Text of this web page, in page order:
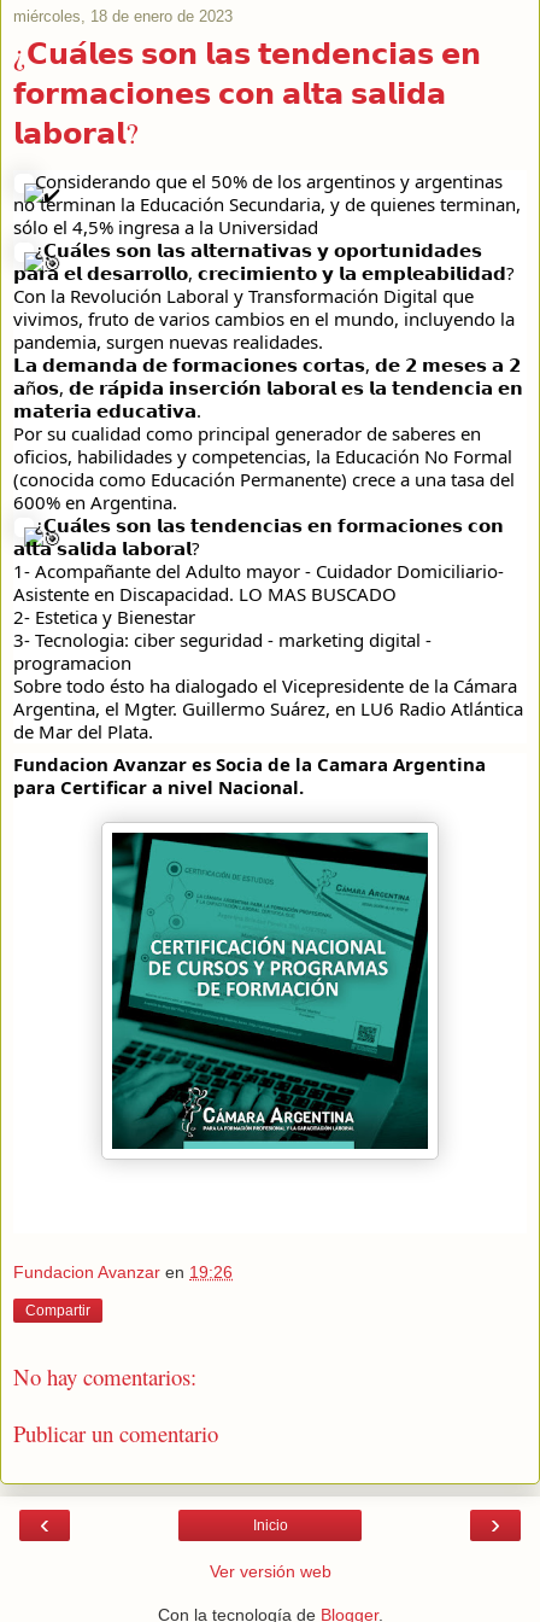
miércoles, 18 de enero de 2023
¿𝗖𝘂𝗮́𝗹𝗲𝘀 𝘀𝗼𝗻 𝗹𝗮𝘀 𝘁𝗲𝗻𝗱𝗲𝗻𝗰𝗶𝗮𝘀 𝗲𝗻
𝗳𝗼𝗿𝗺𝗮𝗰𝗶𝗼𝗻𝗲𝘀 𝗰𝗼𝗻 𝗮𝗹𝘁𝗮 𝘀𝗮𝗹𝗶𝗱𝗮
𝗹𝗮𝗯𝗼𝗿𝗮𝗹?
Considerando que el 50% de los argentinos y argentinas
no terminan la Educación Secundaria, y de quienes terminan,
sólo el 4,5% ingresa a la Universidad
¿𝗖𝘂𝗮́𝗹𝗲𝘀 𝘀𝗼𝗻 𝗹𝗮𝘀 𝗮𝗹𝘁𝗲𝗿𝗻𝗮𝘁𝗶𝘃𝗮𝘀 𝘆 𝗼𝗽𝗼𝗿𝘁𝘂𝗻𝗶𝗱𝗮𝗱𝗲𝘀
𝗽𝗮𝗿𝗮 𝗲𝗹 𝗱𝗲𝘀𝗮𝗿𝗿𝗼𝗹𝗹𝗼, 𝗰𝗿𝗲𝗰𝗶𝗺𝗶𝗲𝗻𝘁𝗼 𝘆 𝗹𝗮 𝗲𝗺𝗽𝗹𝗲𝗮𝗯𝗶𝗹𝗶𝗱𝗮𝗱?
Con la Revolución Laboral y Transformación Digital que
vivimos, fruto de varios cambios en el mundo, incluyendo la
pandemia, surgen nuevas realidades.
𝗟𝗮 𝗱𝗲𝗺𝗮𝗻𝗱𝗮 𝗱𝗲 𝗳𝗼𝗿𝗺𝗮𝗰𝗶𝗼𝗻𝗲𝘀 𝗰𝗼𝗿𝘁𝗮𝘀, 𝗱𝗲 𝟮 𝗺𝗲𝘀𝗲𝘀 𝗮 𝟮
𝗮ñ𝗼𝘀, 𝗱𝗲 𝗿𝗮́𝗽𝗶𝗱𝗮 𝗶𝗻𝘀𝗲𝗿𝗰𝗶𝗼́𝗻 𝗹𝗮𝗯𝗼𝗿𝗮𝗹 𝗲𝘀 𝗹𝗮 𝘁𝗲𝗻𝗱𝗲𝗻𝗰𝗶𝗮 𝗲𝗻
𝗺𝗮𝘁𝗲𝗿𝗶𝗮 𝗲𝗱𝘂𝗰𝗮𝘁𝗶𝘃𝗮.
Por su cualidad como principal generador de saberes en
oficios, habilidades y competencias, la Educación No Formal
(conocida como Educación Permanente) crece a una tasa del
600% en Argentina.
¿𝗖𝘂𝗮́𝗹𝗲𝘀 𝘀𝗼𝗻 𝗹𝗮𝘀 𝘁𝗲𝗻𝗱𝗲𝗻𝗰𝗶𝗮𝘀 𝗲𝗻 𝗳𝗼𝗿𝗺𝗮𝗰𝗶𝗼𝗻𝗲𝘀 𝗰𝗼𝗻
𝗮𝗹𝘁𝗮 𝘀𝗮𝗹𝗶𝗱𝗮 𝗹𝗮𝗯𝗼𝗿𝗮𝗹?
1- Acompañante del Adulto mayor - Cuidador Domiciliario-
Asistente en Discapacidad. LO MAS BUSCADO
2- Estetica y Bienestar
3- Tecnologia: ciber seguridad - marketing digital -
programacion
Sobre todo ésto ha dialogado el Vicepresidente de la Cámara
Argentina, el Mgter. Guillermo Suárez, en LU6 Radio Atlántica
de Mar del Plata.
Fundacion Avanzar es Socia de la Camara Argentina
para Certificar a nivel Nacional.
Fundacion Avanzar en 19:26
Compartir
No hay comentarios:
Publicar un comentario
‹ ›
Inicio
Ver versión web
Con la tecnología de Blogger.